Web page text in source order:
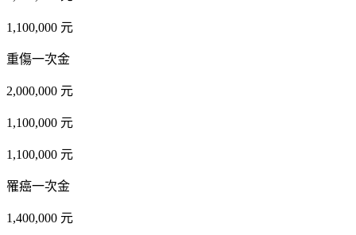
1,100,000 元
重傷一次金
2,000,000 元
1,100,000 元
1,100,000 元
罹癌一次金
1,400,000 元